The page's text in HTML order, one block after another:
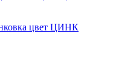
цвет ЦИНК